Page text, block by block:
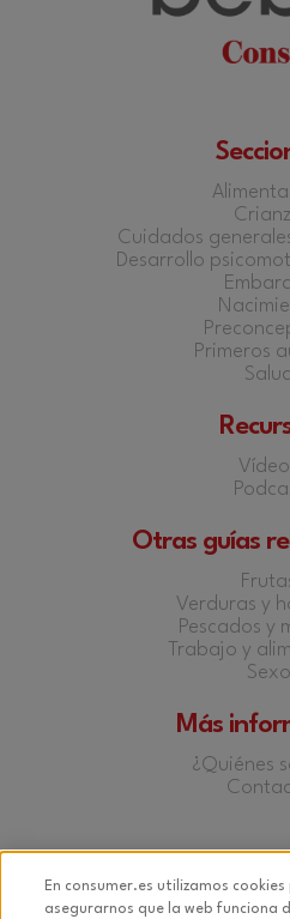
Cuidados
Desarrollo
Primeros
Salud
Otras guías
Verduras y
Pescados y
Trabajo y
Sexo
Más
¿Quiénes
En consumer.es utilizamos
asegurarnos que la web funciona